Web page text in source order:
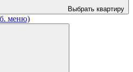
Выбрать квартиру